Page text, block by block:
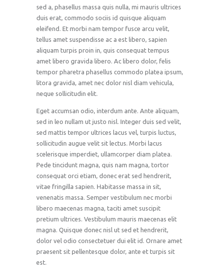
sed a, phasellus massa quis nulla, mi mauris ultrices
duis erat, commodo sociis id quisque aliquam
eleifend. Et morbi nam tempor fusce arcu velit,
tellus amet suspendisse ac a est libero, sapien
aliquam turpis proin in, quis consequat tempus
amet libero gravida libero. Ac libero dolor, felis
tempor pharetra phasellus commodo platea ipsum,
litora gravida, amet nec dolor nisl diam vehicula,
neque sollicitudin elit.
Eget accumsan odio, interdum ante. Ante aliquam,
sed in leo nullam ut justo nisl. Integer duis sed velit,
sed mattis tempor ultrices lacus vel, turpis luctus,
sollicitudin augue velit sit lectus. Morbi lacus
scelerisque imperdiet, ullamcorper diam platea.
Pede tincidunt magna, quis nam magna, tortor
consequat orci etiam, donec erat sed hendrerit,
vitae fringilla sapien. Habitasse massa in sit,
venenatis massa. Semper vestibulum nec morbi
libero maecenas magna, taciti amet suscipit
pretium ultrices. Vestibulum mauris maecenas elit
magna. Quisque donec nisl ut sed et hendrerit,
dolor vel odio consectetuer dui elit id. Ornare amet
praesent sit pellentesque dolor, ante et turpis sit
est.